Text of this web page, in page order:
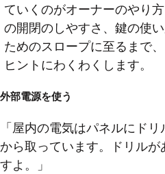
ていくのがオーナーのやり
の開閉のしやすさ、鍵の使
ためのスロープに至るまで
ヒントにわくわくします。
外部電源を使う
「屋内の電気はパネルにド
から取っています。ドリル
すよ。」